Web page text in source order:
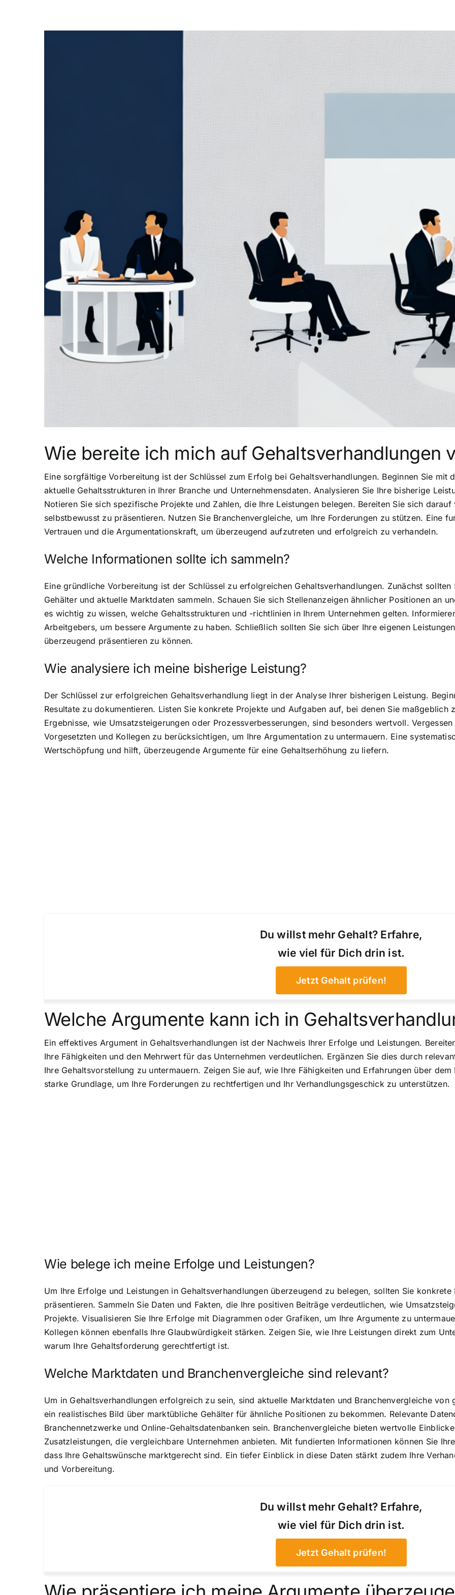
Wie bereite ich mich auf Gehaltsverhandlungen
Eine sorgfältige Vorbereitung ist der Schlüssel zum Erfolg bei Gehaltsverhandlungen. Beginnen Sie mit
aktuelle Gehaltsstrukturen in Ihrer Branche und Unternehmensdaten. Analysieren Sie Ihre bisherige
Notieren Sie sich spezifische Projekte und Zahlen, die Ihre Leistungen belegen. Bereiten Sie sich
selbstbewusst zu präsentieren. Nutzen Sie Branchenvergleiche, um Ihre Forderungen zu stützen. Eine
Vertrauen und die Argumentationskraft, um überzeugend aufzutreten und erfolgreich zu verhandeln.
Welche Informationen sollte ich sammeln?
Eine gründliche Vorbereitung ist der Schlüssel zu erfolgreichen Gehaltsverhandlungen. Zunächst
Gehälter und aktuelle Marktdaten sammeln. Schauen Sie sich Stellenanzeigen ähnlicher Positionen an
es wichtig zu wissen, welche Gehaltsstrukturen und -richtlinien in Ihrem Unternehmen gelten.
Arbeitgebers, um bessere Argumente zu haben. Schließlich sollten Sie sich über Ihre eigenen
überzeugend präsentieren zu können.
Wie analysiere ich meine bisherige Leistung?
Der Schlüssel zur erfolgreichen Gehaltsverhandlung liegt in der Analyse Ihrer bisherigen Leistung.
Resultate zu dokumentieren. Listen Sie konkrete Projekte und Aufgaben auf, bei denen Sie
Ergebnisse, wie Umsatzsteigerungen oder Prozessverbesserungen, sind besonders wertvoll.
Vorgesetzten und Kollegen zu berücksichtigen, um Ihre Argumentation zu untermauern. Eine
Wertschöpfung und hilft, überzeugende Argumente für eine Gehaltserhöhung zu liefern.
Du willst mehr Gehalt? Erfahre,
wie viel für Dich drin ist.
Jetzt Gehalt prüfen!
Welche Argumente kann ich in
Ein effektives Argument in Gehaltsverhandlungen ist der Nachweis Ihrer Erfolge und Leistungen.
Ihre Fähigkeiten und den Mehrwert für das Unternehmen verdeutlichen. Ergänzen Sie dies durch
Ihre Gehaltsvorstellung zu untermauern. Zeigen Sie auf, wie Ihre Fähigkeiten und Erfahrungen über
starke Grundlage, um Ihre Forderungen zu rechtfertigen und Ihr Verhandlungsgeschick zu unterstützen.
Wie belege ich meine Erfolge und Leistungen?
Um Ihre Erfolge und Leistungen in Gehaltsverhandlungen überzeugend zu belegen, sollten Sie
präsentieren. Sammeln Sie Daten und Fakten, die Ihre positiven Beiträge verdeutlichen, wie
Projekte. Visualisieren Sie Ihre Erfolge mit Diagrammen oder Grafiken, um Ihre Argumente zu
Kollegen können ebenfalls Ihre Glaubwürdigkeit stärken. Zeigen Sie, wie Ihre Leistungen direkt zum
warum Ihre Gehaltsforderung gerechtfertigt ist.
Welche Marktdaten und Branchenvergleiche sind relevant?
Um in Gehaltsverhandlungen erfolgreich zu sein, sind aktuelle Marktdaten und Branchenvergleiche
ein realistisches Bild über marktübliche Gehälter für ähnliche Positionen zu bekommen. Relevante
Branchennetzwerke und Online-Gehaltsdatenbanken sein. Branchenvergleiche bieten wertvolle
Zusatzleistungen, die vergleichbare Unternehmen anbieten. Mit fundierten Informationen können Sie
dass Ihre Gehaltswünsche marktgerecht sind. Ein tiefer Einblick in diese Daten stärkt zudem Ihre
und Vorbereitung.
Du willst mehr Gehalt? Erfahre,
wie viel für Dich drin ist.
Jetzt Gehalt prüfen!